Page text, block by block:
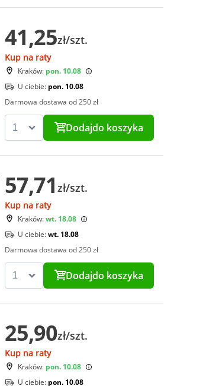
41,25zł/szt.
Kup na raty
Kraków: pon. 10.08
U ciebie: pon. 10.08
Darmowa dostawa od 250 zł
Dodajdo koszyka
57,71 zł/szt.
Kup na raty
Kraków:wt. 18.08
U ciebie:wt. 18.08
Darmowa dostawa od 250 zł
Dodajdo koszyka
25,90zł/szt.
Kup na raty
Kraków: pon. 10.08
U ciebie: pon. 10.08